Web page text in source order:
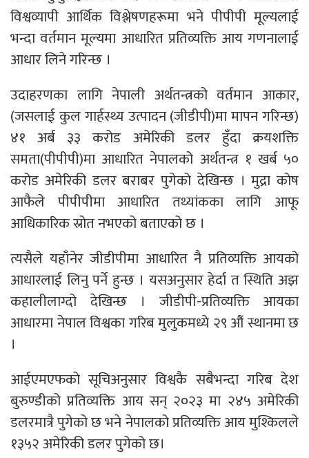
विश्वव्यापी आर्थिक विश्लेषणहरूमा भने पीपीपी मूल्यलाई
भन्दा वर्तमान मूल्यमा आधारित प्रतिव्यक्ति आय गणनालाई
आधार लिने गरिन्छ ।
उदाहरणका लागि नेपाली अर्थतन्त्रको वर्तमान आकार,
(जसलाई कुल गार्हस्थ्य उत्पादन (जीडीपी)मा मापन गरिन्छ)
४१ अर्ब ३३ करोड अमेरिकी डलर हुँदा क्रयशक्ति
समता(पीपीपी)मा आधारित नेपालको अर्थतन्त्र १ खर्ब ५०
करोड अमेरिकी डलर बराबर पुगेको देखिन्छ । मुद्रा कोष
आफैले पीपीपीमा आधारित तथ्यांकका लागि आफू
आधिकारिक स्रोत नभएको बताएको छ ।
त्यसैले यहाँनेर जीडीपीमा आधारित नै प्रतिव्यक्ति आयको
आधारलाई लिनु पर्ने हुन्छ । यसअनुसार हेर्दा त स्थिति अझ
कहालीलाग्दो देखिन्छ । जीडीपी-प्रतिव्यक्ति आयका
आधारमा नेपाल विश्वका गरिब मुलुकमध्ये २९ औं स्थानमा छ
।
आईएमएफको सूचिअनुसार विश्वकै सबैभन्दा गरिब देश
बुरुण्डीको प्रतिव्यक्ति आय सन् २०२३ मा २४५ अमेरिकी
डलरमात्रै पुगेको छ भने नेपालको प्रतिव्यक्ति आय मुश्किलले
१३५२ अमेरिकी डलर पुगेको छ।